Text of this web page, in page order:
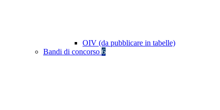
OIV (da pubblicare in tabelle)
Bandi di concorso 6